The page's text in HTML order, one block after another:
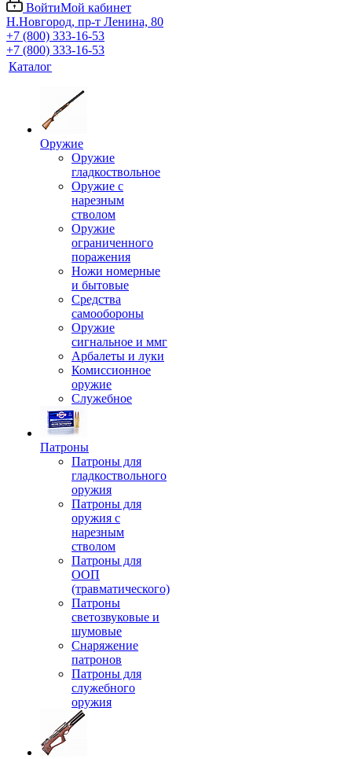
ВойтиМой кабинет
Н.Новгород, пр-т Ленина, 80
+7 (800) 333-16-53
+7 (800) 333-16-53
Каталог
Оружие
Оружие
гладкоствольное
Оружие с
нарезным
стволом
Оружие
ограниченного
поражения
Ножи номерные
и бытовые
Средства
самообороны
Оружие
сигнальное и ммг
Арбалеты и луки
Комиссионное
оружие
Служебное
Патроны
Патроны для
гладкоствольного
оружия
Патроны для
оружия с
нарезным
стволом
Патроны для
ООП
(травматического)
Патроны
светозвуковые и
шумовые
Снаряжение
патронов
Патроны для
служебного
оружия